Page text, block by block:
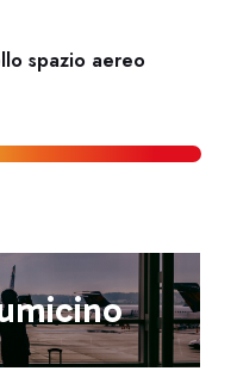
spazio aereo